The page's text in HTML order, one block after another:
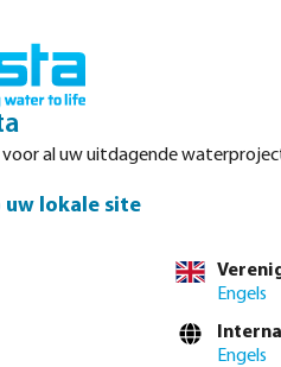
voor al uw uitdagende
uw lokale site
Engels
Engels